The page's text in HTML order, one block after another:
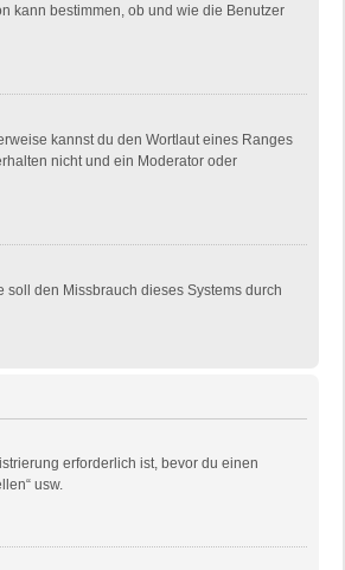
kann bestimmen, ob und wie die Benutzer
kannst du den Wortlaut eines Ranges
nicht und ein Moderator oder
den Missbrauch dieses Systems durch
erforderlich ist, bevor du einen
usw.